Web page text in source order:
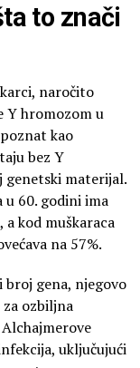
to znači
naročito
Y hromozom u
kao
bez Y
genetski materijal.
u 60. godini ima
kod muškaraca
na 57%.
gena, njegovo
za ozbiljna
uključujući